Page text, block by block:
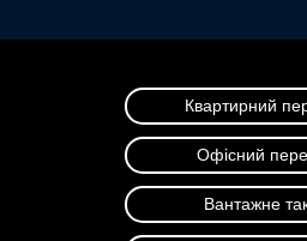
Квартирний
Офісний
Вантажне